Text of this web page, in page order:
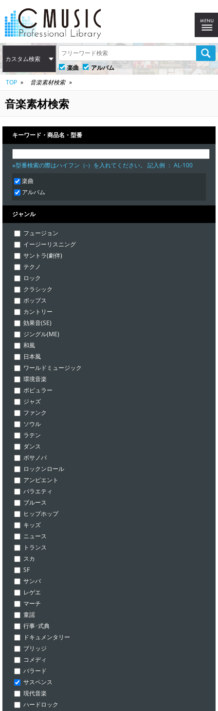
カスタム検索
楽曲
アルバム
TOP
音楽素材検索
音楽素材検索
キーワード・商品名・型番
※型番検索の際はハイフン（-）を入れてください。 記入例 ： AL-100
楽曲
アルバム
ジャンル
フュージョン
イージーリスニング
サントラ(劇伴)
テクノ
ロック
クラシック
ポップス
カントリー
効果音(SE)
ジングル(ME)
和風
日本風
ワールドミュージック
環境音楽
ポピュラー
ジャズ
ファンク
ソウル
ラテン
ダンス
ボサノバ
ロックンロール
アンビエント
バラエティ
ブルース
ヒップホップ
キッズ
ニュース
トランス
スカ
SF
サンバ
レゲエ
マーチ
童謡
行事･式典
ドキュメンタリー
ブリッジ
コメディ
バラード
サスペンス
現代音楽
ハードロック